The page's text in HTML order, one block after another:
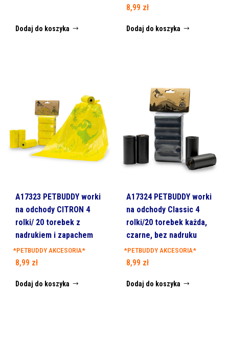
Dodaj do koszyka
8,99 zł
Dodaj do koszyka
A17323 PETBUDDY worki
na odchody CITRON 4
rolki/ 20 torebek z
nadrukiem i zapachem
*PETBUDDY AKCESORIA*
8,99 zł
Dodaj do koszyka
A17324 PETBUDDY worki
na odchody Classic 4
rolki/20 torebek każda,
czarne, bez nadruku
*PETBUDDY AKCESORIA*
8,99 zł
Dodaj do koszyka